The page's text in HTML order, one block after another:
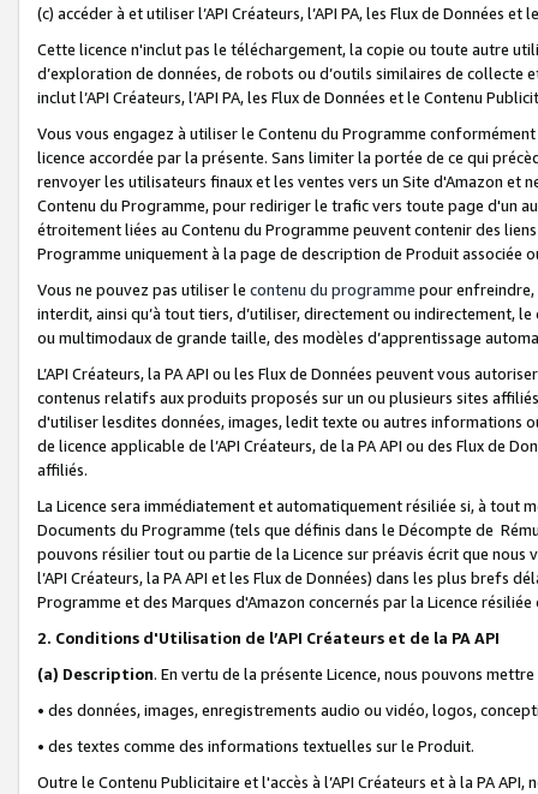
(c) accéder à et utiliser l’API Créateurs, l’API PA, les Flux de Données
Cette licence n'inclut pas le téléchargement, la copie ou toute autre
d’exploration de données, de robots ou d’outils similaires de
inclut l’API Créateurs, l’API PA, les Flux de Données et le Contenu
Vous vous engagez à utiliser le Contenu du Programme
licence accordée par la présente. Sans limiter la portée de ce qui
renvoyer les utilisateurs finaux et les ventes vers un Site d'Amazon et
Contenu du Programme, pour rediriger le trafic vers toute page d'un
étroitement liées au Contenu du Programme peuvent contenir des
Programme uniquement à la page de description de Produit associée
Vous ne pouvez pas utiliser le contenu du programme pour
interdit, ainsi qu’à tout tiers, d’utiliser, directement ou indirectement,
ou multimodaux de grande taille, des modèles d’apprentissage
L’API Créateurs, la PA API ou les Flux de Données peuvent vous
contenus relatifs aux produits proposés sur un ou plusieurs sites
d'utiliser lesdites données, images, ledit texte ou autres informations
de licence applicable de l’API Créateurs, de la PA API ou des Flux de
affiliés.
La Licence sera immédiatement et automatiquement résiliée si, à
Documents du Programme (tels que définis dans le Décompte de
pouvons résilier tout ou partie de la Licence sur préavis écrit que
l’API Créateurs, la PA API et les Flux de Données) dans les plus
Programme et des Marques d'Amazon concernés par la Licence
2. Conditions d'Utilisation de l’API Créateurs et de la PA API
(a) Description. En vertu de la présente Licence, nous pouvons
• des données, images, enregistrements audio ou vidéo, logos,
• des textes comme des informations textuelles sur le Produit.
Outre le Contenu Publicitaire et l'accès à l’API Créateurs et à la PA